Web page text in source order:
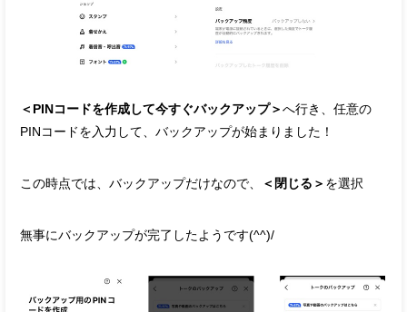
＜PINコードを作成して今すぐバックアップ＞へ行き、任意の
PINコードを入力して、バックアップが始まりました！
この時点では、バックアップだけなので、 ＜閉じる＞ を選択
無事にバックアップが完了したようです(^^)/